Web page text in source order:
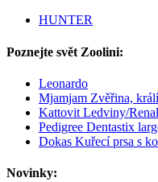
HUNTER
Poznejte svět Zoolini:
Leonardo
Mjamjam Zvěřina,
Kattovit Ledviny/
Pedigree Dentastix
Dokas Kuřecí prsa s
Novinky: